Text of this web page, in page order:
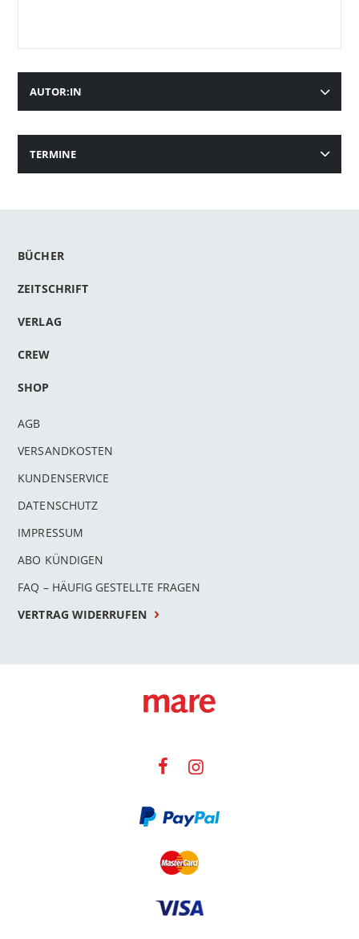
AUTOR:IN
TERMINE
BÜCHER
ZEITSCHRIFT
VERLAG
CREW
SHOP
AGB
VERSANDKOSTEN
KUNDENSERVICE
DATENSCHUTZ
IMPRESSUM
ABO KÜNDIGEN
FAQ – HÄUFIG GESTELLTE FRAGEN
VERTRAG WIDERRUFEN